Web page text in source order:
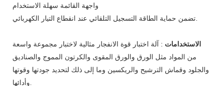
واجهة القائمة سهلة الاستخدام
الاستخدامات : آلة اختبار قوة الانفجار مثالية لاختبار مجموعة واسعة
من المواد مثل الورق والورق المقوى والكرتون المموج والصناديق
والجلود وقماش الترشيح والريكسين وما إلى ذلك لتحديد جودتها وقوتها